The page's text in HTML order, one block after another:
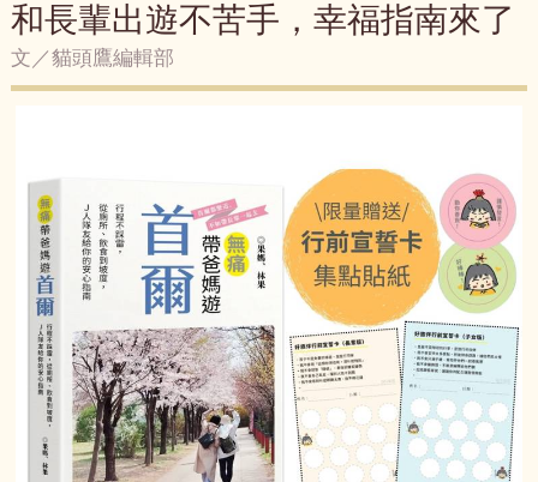
和長輩出遊不苦手，幸福指南來了
文／貓頭鷹編輯部